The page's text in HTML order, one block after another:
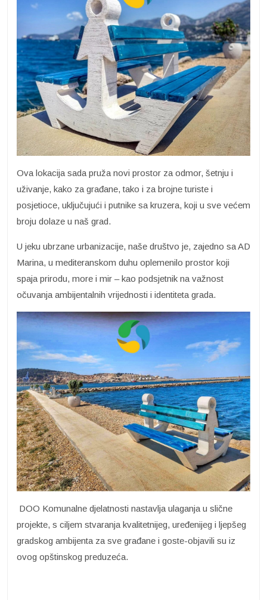
Ova lokacija sada pruža novi prostor za odmor, šetnju i
uživanje, kako za građane, tako i za brojne turiste i
posjetioce, uključujući i putnike sa kruzera, koji u sve većem
broju dolaze u naš grad.
U jeku ubrzane urbanizacije, naše društvo je, zajedno sa AD
Marina, u mediteranskom duhu oplemenilo prostor koji
spaja prirodu, more i mir – kao podsjetnik na važnost
očuvanja ambijentalnih vrijednosti i identiteta grada.
DOO Komunalne djelatnosti nastavlja ulaganja u slične
projekte, s ciljem stvaranja kvalitetnijeg, uređenijeg i ljepšeg
gradskog ambijenta za sve građane i goste-objavili su iz
ovog opštinskog preduzeća.